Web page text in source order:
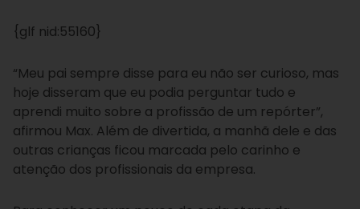
{glf nid:55160}
“Meu pai sempre disse para eu não ser curioso, mas
hoje disseram que eu podia perguntar tudo e
aprendi muito sobre a profissão de um repórter”,
afirmou Max. Além de divertida, a manhã dele e das
outras crianças ficou marcada pelo carinho e
atenção dos profissionais da empresa.